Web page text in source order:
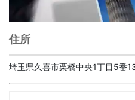
住所
埼玉県久喜市栗橋中央1丁目5番